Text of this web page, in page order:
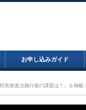
お申し込みガイド
推進法施行後の課題は？」を掲載！